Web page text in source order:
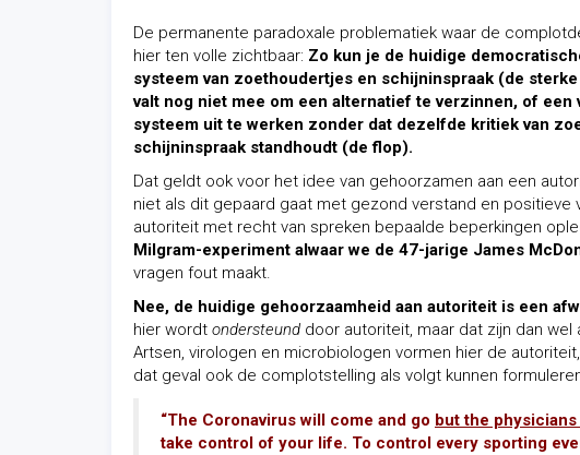
De permanente paradoxale problematiek waar de
hier ten volle zichtbaar: Zo kun je de huidige
systeem van zoethoudertjes en schijninspraak (de
valt nog niet mee om een alternatief te verzinnen, of een
systeem uit te werken zonder dat dezelfde kritiek van
schijninspraak standhoudt (de flop).
Dat geldt ook voor het idee van gehoorzamen aan een
niet als dit gepaard gaat met gezond verstand en
autoriteit met recht van spreken bepaalde beperkingen
Milgram-experiment alwaar we de 47-jarige James
vragen fout maakt.
Nee, de huidige gehoorzaamheid aan autoriteit is een
hier wordt ondersteund door autoriteit, maar dat zijn dan
Artsen, virologen en microbiologen vormen hier de
dat geval ook de complotstelling als volgt kunnen
“The Coronavirus will come and go but the
take control of your life. To control every sporting